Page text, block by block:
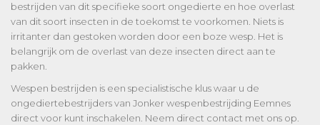
bestrijden van dit specifieke soort ongedierte en hoe overlast
van dit soort insecten in de toekomst te voorkomen. Niets is
irritanter dan gestoken worden door een boze wesp. Het is
belangrijk om de overlast van deze insecten direct aan te
pakken.
Wespen bestrijden is een specialistische klus waar u de
ongediertebestrijders van Jonker wespenbestrijding Eemnes
direct voor kunt inschakelen. Neem direct contact met ons op.